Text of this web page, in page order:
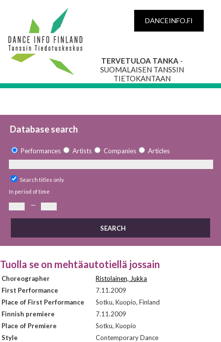
DANCEINFO.FI
TERVETULOA TANKA -
SUOMALAISEN TANSSIN
TIETOKANTAAN
Database search
Performances Artists Companies Articles
Search titles only
In period of time
—
Tuolla se on mehtäautotiellä jossain
Choreographer
Ristolainen, Jukka
First Performance
7.11.2009
Place of First Performance
Sotku, Kuopio, Finland
Finnish premiere
7.11.2009
Place of Premiere
Sotku, Kuopio
Style
Contemporary Dance